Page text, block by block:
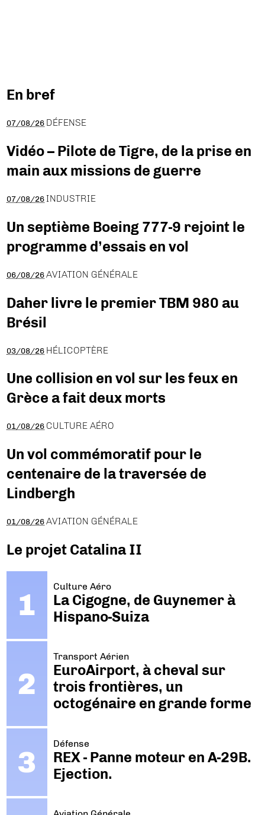
En bref
07/08/26 DÉFENSE
Vidéo – Pilote de Tigre, de la prise en
main aux missions de guerre
07/08/26 INDUSTRIE
Un septième Boeing 777-9 rejoint le
programme d’essais en vol
06/08/26 AVIATION GÉNÉRALE
Daher livre le premier TBM 980 au
Brésil
03/08/26 HÉLICOPTÈRE
Une collision en vol sur les feux en
Grèce a fait deux morts
01/08/26 CULTURE AÉRO
Un vol commémoratif pour le
centenaire de la traversée de
Lindbergh
01/08/26 AVIATION GÉNÉRALE
Le projet Catalina II
Culture Aéro
La Cigogne, de Guynemer à
Hispano-Suiza
Transport Aérien
EuroAirport, à cheval sur
trois frontières, un
octogénaire en grande forme
Défense
REX - Panne moteur en A-29B.
Ejection.